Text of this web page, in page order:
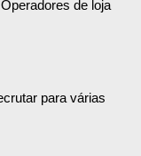
de loja
para várias